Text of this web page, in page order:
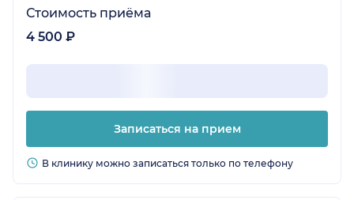
Стоимость приёма
4 500 ₽
Записаться на прием
В клинику можно записаться только по телефону